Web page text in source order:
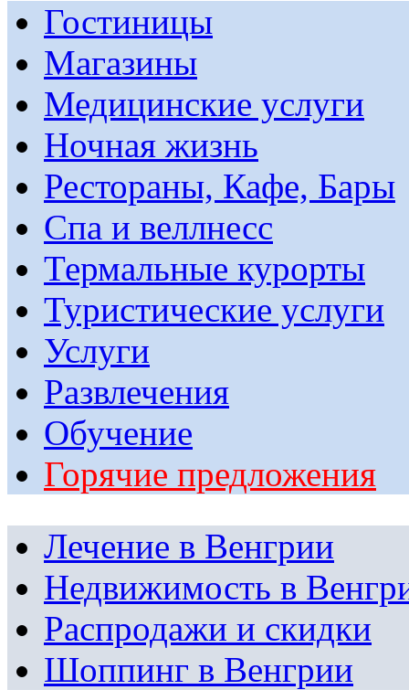
Гостиницы
Магазины
Медицинские услуги
Ночная жизнь
Рестораны, Кафе, Бары
Спа и веллнесс
Термальные курорты
Туристические услуги
Услуги
Развлечения
Обучение
Горячие предложения
Лечение в Венгрии
Недвижимость в
Распродажи и скидки
Шоппинг в Венгрии